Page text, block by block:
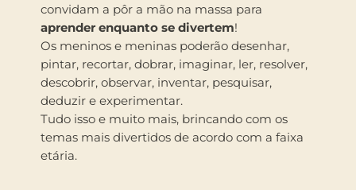
convidam a pôr a mão na massa para
aprender enquanto se divertem!
Os meninos e meninas poderão desenhar,
pintar, recortar, dobrar, imaginar, ler, resolver,
descobrir, observar, inventar, pesquisar,
deduzir e experimentar.
Tudo isso e muito mais, brincando com os
temas mais divertidos de acordo com a faixa
etária.